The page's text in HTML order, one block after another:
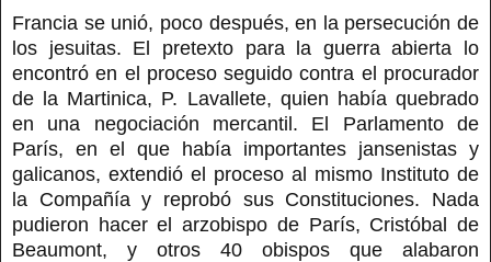
Francia se unió, poco después, en la persecución de
los jesuitas. El pretexto para la guerra abierta lo
encontró en el proceso seguido contra el procurador
de la Martinica, P. Lavallete, quien había quebrado
en una negociación mercantil. El Parlamento de
París, en el que había importantes jansenistas y
galicanos, extendió el proceso al mismo Instituto de
la Compañía y reprobó sus Constituciones. Nada
pudieron hacer el arzobispo de París, Cristóbal de
Beaumont, y otros 40 obispos que alabaron